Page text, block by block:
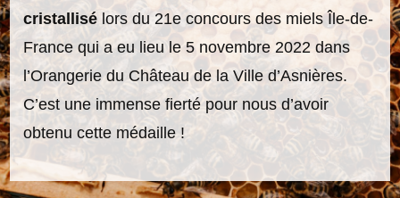
cristallisé lors du 21e concours des miels Île-de-
France qui a eu lieu le 5 novembre 2022 dans
l’Orangerie du Château de la Ville d’Asnières.
C’est une immense fierté pour nous d’avoir
obtenu cette médaille !